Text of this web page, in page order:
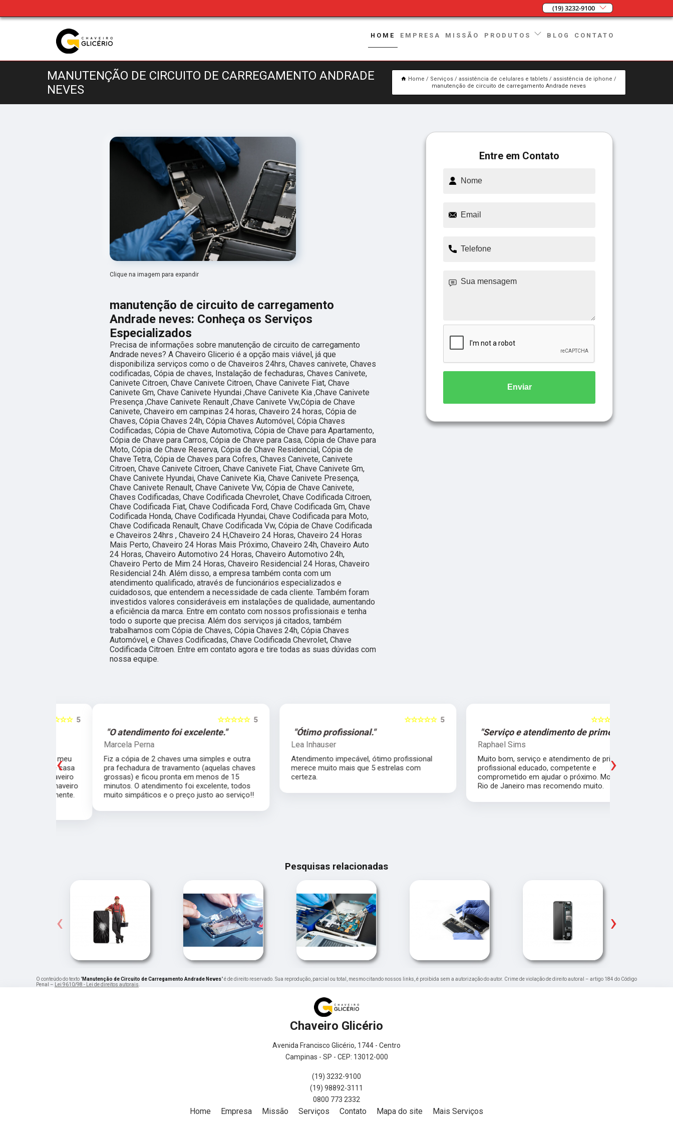
(19) 3232-9100
HOME EMPRESA MISSÃO PRODUTOS BLOG CONTATO
MANUTENÇÃO DE CIRCUITO DE CARREGAMENTO ANDRADE
NEVES
Home Serviços assistência de celulares e tablets
assistência de iphone
manutenção de circuito de carregamento Andrade neves
Clique na imagem para expandir
manutenção de circuito de carregamento
Andrade neves: Conheça os Serviços
Especializados
Precisa de informações sobre manutenção de circuito de carregamento
Andrade neves? A Chaveiro Glicerio é a opção mais viável, já que
disponibiliza serviços como o de Chaveiros 24hrs, Chaves canivete, Chaves
codificadas, Cópia de chaves, Instalação de fechaduras, Chaves Canivete,
Canivete Citroen, Chave Canivete Citroen, Chave Canivete Fiat, Chave
Canivete Gm, Chave Canivete Hyundai ,Chave Canivete Kia ,Chave Canivete
Presença ,Chave Canivete Renault ,Chave Canivete Vw,Cópia de Chave
Canivete, Chaveiro em campinas 24 horas, Chaveiro 24 horas, Cópia de
Chaves, Cópia Chaves 24h, Cópia Chaves Automóvel, Cópia Chaves
Codificadas, Cópia de Chave Automotiva, Cópia de Chave para Apartamento,
Cópia de Chave para Carros, Cópia de Chave para Casa, Cópia de Chave para
Moto, Cópia de Chave Reserva, Cópia de Chave Residencial, Cópia de
Chave Tetra, Cópia de Chaves para Cofres, Chaves Canivete, Canivete
Citroen, Chave Canivete Citroen, Chave Canivete Fiat, Chave Canivete Gm,
Chave Canivete Hyundai, Chave Canivete Kia, Chave Canivete Presença,
Chave Canivete Renault, Chave Canivete Vw, Cópia de Chave Canivete,
Chaves Codificadas, Chave Codificada Chevrolet, Chave Codificada Citroen,
Chave Codificada Fiat, Chave Codificada Ford, Chave Codificada Gm, Chave
Codificada Honda, Chave Codificada Hyundai, Chave Codificada para Moto,
Chave Codificada Renault, Chave Codificada Vw, Cópia de Chave Codificada
e Chaveiros 24hrs , Chaveiro 24 H,Chaveiro 24 Horas, Chaveiro 24 Horas
Mais Perto, Chaveiro 24 Horas Mais Próximo, Chaveiro 24h, Chaveiro Auto
24 Horas, Chaveiro Automotivo 24 Horas, Chaveiro Automotivo 24h,
Chaveiro Perto de Mim 24 Horas, Chaveiro Residencial 24 Horas, Chaveiro
Residencial 24h. Além disso, a empresa também conta com um
atendimento qualificado, através de funcionários especializados e
cuidadosos, que entendem a necessidade de cada cliente. Também foram
investidos valores consideráveis em instalações de qualidade, aumentando
a eficiência da marca. Entre em contato com nossos profissionais e tenha
todo o suporte que precisa. Além dos serviços já citados, também
trabalhamos com Cópia de Chaves, Cópia Chaves 24h, Cópia Chaves
Automóvel, e Chaves Codificadas, Chave Codificada Chevrolet, Chave
Codificada Citroen. Entre em contato agora e tire todas as suas dúvidas com
nossa equipe.
Entre em Contato
Enviar
5
☆☆☆☆☆
"O atendimento foi excelente."
Marcela Perna
Fiz a cópia de 2 chaves uma simples e outra
pra fechadura de travamento (aquelas chaves
grossas) e ficou pronta em menos de 15
minutos. O atendimento foi excelente, todos
muito simpáticos e o preço justo ao serviço!!
5
☆☆☆☆☆
"Ótimo profissional."
Lea Inhauser
Atendimento impecável, ótimo profissional
merece muito mais que 5 estrelas com
5
☆☆☆☆☆
"Serviço e atendimento de primeira."
Raphael Sims
Muito bom, serviço e atendimento de primeira,
profissional educado, competente e
comprometido em ajudar o próximo. Moro no
Rio de Janeiro mas recomendo muito.
‹ ›
Pesquisas relacionadas
‹ ›
O conteúdo do texto "Manutenção de Circuito de Carregamento Andrade Neves" é de direito reservado. Sua reprodução, parcial ou total, mesmo citando nossos links, é proibida sem a autorização do autor. Crime de violação de direito autoral – artigo 184 do Código
Penal –
Lei 9610/98 - Lei de direitos autorais
Chaveiro Glicério
Avenida Francisco Glicério, 1744 - Centro
Campinas - SP - CEP: 13012-000
(19) 3232-9100
(19) 98892-3111
0800 773 2332
Home Empresa Missão Serviços Contato Mapa do site Mais Serviços